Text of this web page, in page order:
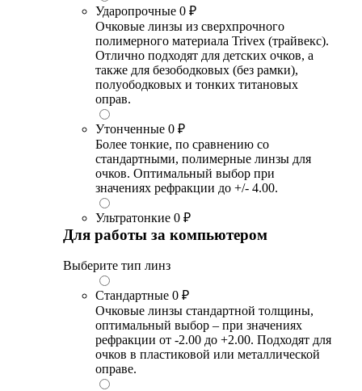
Ударопрочные 0 ₽
Очковые линзы из сверхпрочного
полимерного материала Trivex (трайвекс).
Отлично подходят для детских очков, а
также для безободковых (без рамки),
полуободковых и тонких титановых
оправ.
Утонченные 0 ₽
Более тонкие, по сравнению со
стандартными, полимерные линзы для
очков. Оптимальный выбор при
значениях рефракции до +/- 4.00.
Ультратонкие 0 ₽
Для работы за компьютером
Выберите тип линз
Стандартные 0 ₽
Очковые линзы стандартной толщины,
оптимальный выбор – при значениях
рефракции от -2.00 до +2.00. Подходят для
очков в пластиковой или металлической
оправе.